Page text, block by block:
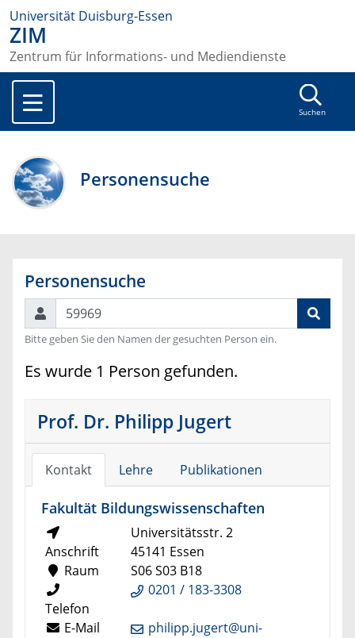
Universität Duisburg-Essen
ZIM
Zentrum für Informations- und Mediendienste
Suchen
Personensuche
Personensuche
Suchen
Bitte geben Sie den Namen der gesuchten Person ein.
Es wurde 1 Person gefunden.
Prof. Dr. Philipp Jugert
Kontakt Lehre Publikationen
Fakultät Bildungswissenschaften
Anschrift
Universitätsstr. 2
45141 Essen
Raum
S06 S03 B18
Telefon
0201 / 183-3308
E-Mail
philipp.jugert@uni-